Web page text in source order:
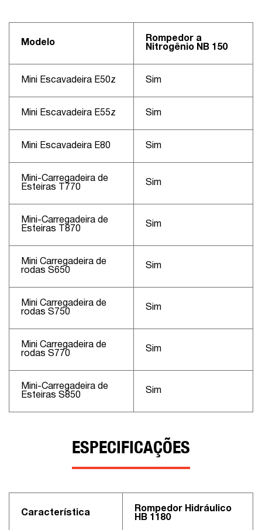
Modelo
Rompedor a
Nitrogênio NB 150
Mini Escavadeira E50z Sim
Mini Escavadeira E55z Sim
Mini Escavadeira E80 Sim
Mini-Carregadeira de
Esteiras T770
Sim
Mini-Carregadeira de
Esteiras T870
Sim
Mini Carregadeira de
rodas S650
Sim
Mini Carregadeira de
rodas S750
Sim
Mini Carregadeira de
rodas S770
Sim
Mini-Carregadeira de
Esteiras S850
Sim
ESPECIFICAÇÕES
Característica
Rompedor Hidráulico
HB 1180